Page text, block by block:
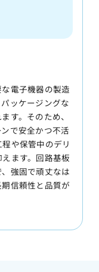
電子機器の製造
ッケージングな
す。そのため、
で安全かつ不活
や保管中のデリ
ます。回路基板
強固で頑丈なは
信頼性と品質が